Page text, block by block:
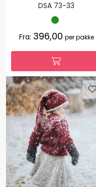
DSA 73-33
Fra: 396,00 per pakke